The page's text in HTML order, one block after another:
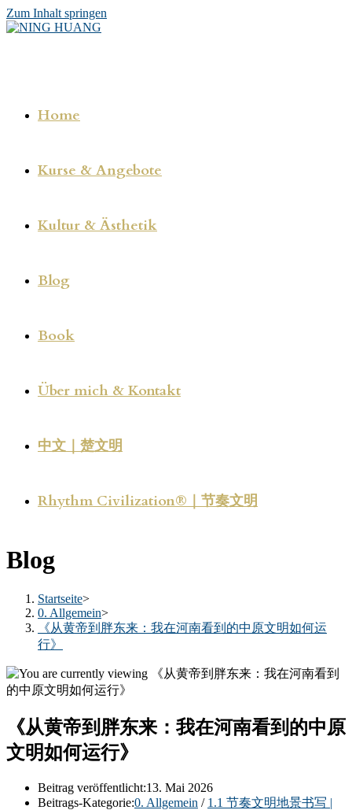
Zum Inhalt springen
Home
Kurse & Angebote
Kultur & Ästhetik
Blog
Book
Über mich & Kontakt
中文｜楚文明
Rhythm Civilization®｜节奏文明
Blog
Startseite>
0. Allgemein>
《从黄帝到胖东来：我在河南看到的中原文明如何运
行》
《从黄帝到胖东来：我在河南看到的中原
文明如何运行》
Beitrag veröffentlicht:13. Mai 2026
Beitrags-Kategorie:0. Allgemein / 1.1 节奏文明地景书写 |